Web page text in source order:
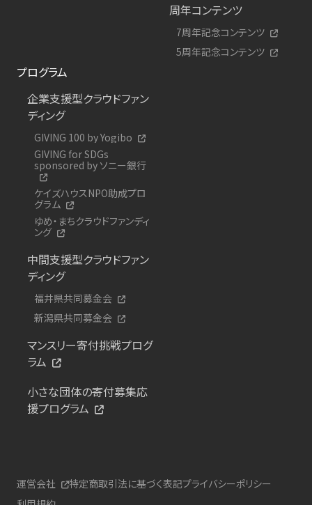
周年コンテンツ
7周年記念コンテンツ
5周年記念コンテンツ
プログラム
企業支援型クラウドファン
ディング
GIVING 100 by Yogibo
GIVING for SDGs
sponsored by ソニー銀行
ケイズハウスNPO助成プロ
グラム
ゆめ・まちクラウドファンディ
ング
中間支援型クラウドファン
ディング
福井県共同募金会
新潟県共同募金会
マンスリー寄付挑戦プログ
ラム
小さな団体の寄付募集応
援プログラム
運営会社 特定商取引法に基づく表記プライバシーポリシー